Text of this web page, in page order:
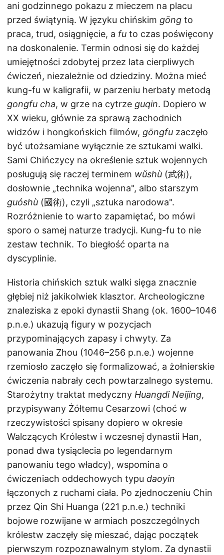
ani godzinnego pokazu z mieczem na placu
przed świątynią. W języku chińskim gōng to
praca, trud, osiągnięcie, a fu to czas poświęcony
na doskonalenie. Termin odnosi się do każdej
umiejętności zdobytej przez lata cierpliwych
ćwiczeń, niezależnie od dziedziny. Można mieć
kung-fu w kaligrafii, w parzeniu herbaty metodą
gongfu cha, w grze na cytrze guqin. Dopiero w
XX wieku, głównie za sprawą zachodnich
widzów i hongkońskich filmów, gōngfu zaczęło
być utożsamiane wyłącznie ze sztukami walki.
Sami Chińczycy na określenie sztuk wojennych
posługują się raczej terminem wǔshù (武術),
dosłownie „technika wojenna", albo starszym
guóshù (國術), czyli „sztuka narodowa".
Rozróżnienie to warto zapamiętać, bo mówi
sporo o samej naturze tradycji. Kung-fu to nie
zestaw technik. To biegłość oparta na
dyscyplinie.
Historia chińskich sztuk walki sięga znacznie
głębiej niż jakikolwiek klasztor. Archeologiczne
znaleziska z epoki dynastii Shang (ok. 1600–1046
p.n.e.) ukazują figury w pozycjach
przypominających zapasy i chwyty. Za
panowania Zhou (1046–256 p.n.e.) wojenne
rzemiosło zaczęło się formalizować, a żołnierskie
ćwiczenia nabrały cech powtarzalnego systemu.
Starożytny traktat medyczny Huangdi Neijing,
przypisywany Żółtemu Cesarzowi (choć w
rzeczywistości spisany dopiero w okresie
Walczących Królestw i wczesnej dynastii Han,
ponad dwa tysiąclecia po legendarnym
panowaniu tego władcy), wspomina o
ćwiczeniach oddechowych typu daoyin
łączonych z ruchami ciała. Po zjednoczeniu Chin
przez Qin Shi Huanga (221 p.n.e.) techniki
bojowe rozwijane w armiach poszczególnych
królestw zaczęły się mieszać, dając początek
pierwszym rozpoznawalnym stylom. Za dynastii